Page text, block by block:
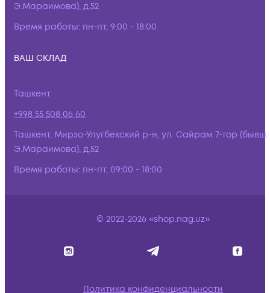
Э.Мараимова), д.52
Время работы: пн-пт, 9:00 - 18:00
ВАШ СКЛАД
Ташкент
+998 55 508 06 60
Ташкент, Мирзо-Улугбекский р-н, ул. Сайрам 7-тор (бывш.
Э.Мараимова), д.52
Время работы: пн-пт, 09:00 - 18:00
© 2022-2026 «shop.nag.uz»
Политика конфиденциальности